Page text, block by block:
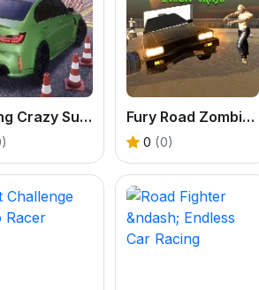
Parking Crazy SuperCars Rc Fury Road Zombie Crash
0 (0)